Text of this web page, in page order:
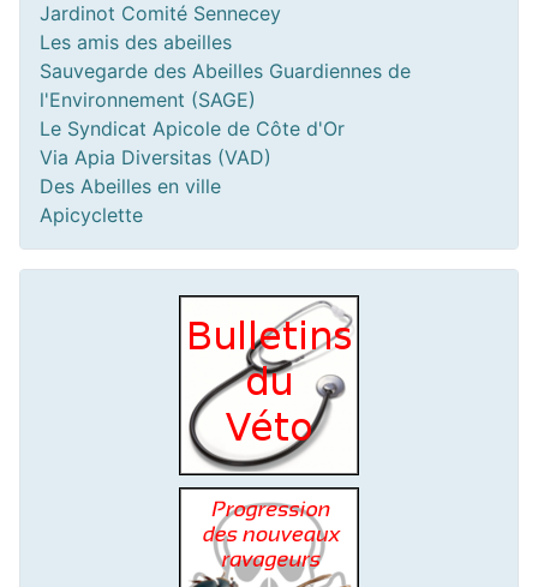
Jardinot Comité Sennecey
Les amis des abeilles
Sauvegarde des Abeilles Guardiennes de
l'Environnement (SAGE)
Le Syndicat Apicole de Côte d'Or
Via Apia Diversitas (VAD)
Des Abeilles en ville
Apicyclette